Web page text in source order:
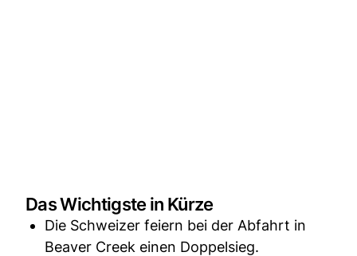
Das Wichtigste in Kürze
Die Schweizer feiern bei der Abfahrt in
Beaver Creek einen Doppelsieg.